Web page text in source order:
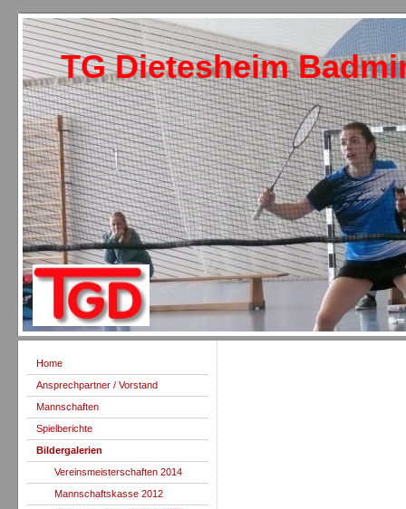
TG Dietesheim
Home
Ansprechpartner / Vorstand
Mannschaften
Spielberichte
Bildergalerien
Vereinsmeisterschaften 2014
Mannschaftskasse 2012